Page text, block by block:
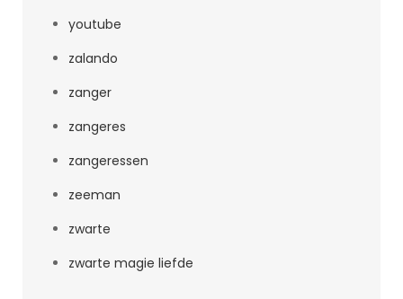
youtube
zalando
zanger
zangeres
zangeressen
zeeman
zwarte
zwarte magie liefde